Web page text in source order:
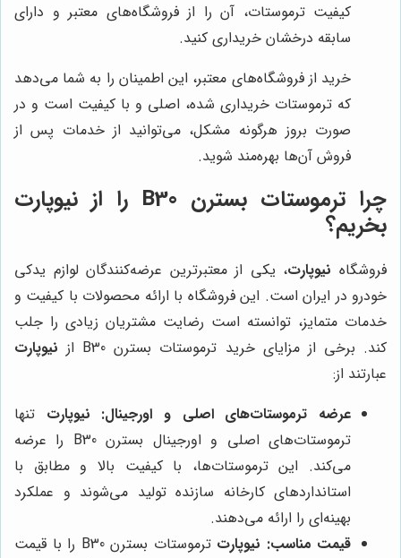
کیفیت ترموستات، آن را از فروشگاه‌های معتبر و دارای
سابقه درخشان خریداری کنید.
خرید از فروشگاه‌های معتبر، این اطمینان را به شما می‌دهد
که ترموستات خریداری شده، اصلی و با کیفیت است و در
صورت بروز هرگونه مشکل، می‌توانید از خدمات پس از
فروش آن‌ها بهره‌مند شوید.
چرا ترموستات بسترن B30 را از نیوپارت
بخریم؟
فروشگاه نیوپارت، یکی از معتبرترین عرضه‌کنندگان لوازم یدکی
خودرو در ایران است. این فروشگاه با ارائه محصولات با کیفیت و
خدمات متمایز، توانسته است رضایت مشتریان زیادی را جلب
کند. برخی از مزایای خرید ترموستات بسترن B30 از
نیوپارت
عبارتند از:
عرضه ترموستات‌های اصلی و اورجینال: نیوپارت تنها
ترموستات‌های اصلی و اورجینال بسترن B30 را عرضه
می‌کند. این ترموستات‌ها، با کیفیت بالا و مطابق با
استانداردهای کارخانه سازنده تولید می‌شوند و عملکرد
بهینه‌ای را ارائه می‌دهند.
قیمت مناسب: نیوپارت
ترموستات بسترن B30 را با قیمت